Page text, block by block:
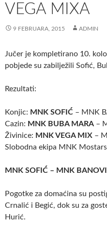
VEGA MIXA
9 FEBRUARA, 2015 ADMIN
Jučer je kompletirano 10.
pobjede su zabilježili Sofić,
Rezultati:
Konjic: MNK SOFIĆ – MNK
Cazin: MNK BUBA MARA –
Živinice: MNK VEGA MIX –
Slobodna ekipa MNK
MNK SOFIĆ – MNK
Pogotke za domaćina su
Crnalić i Begić, dok su za
Hurić.